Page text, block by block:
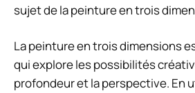
sujet de la peinture en trois
La peinture en trois dimensions
qui explore les possibilités
profondeur et la perspective. En